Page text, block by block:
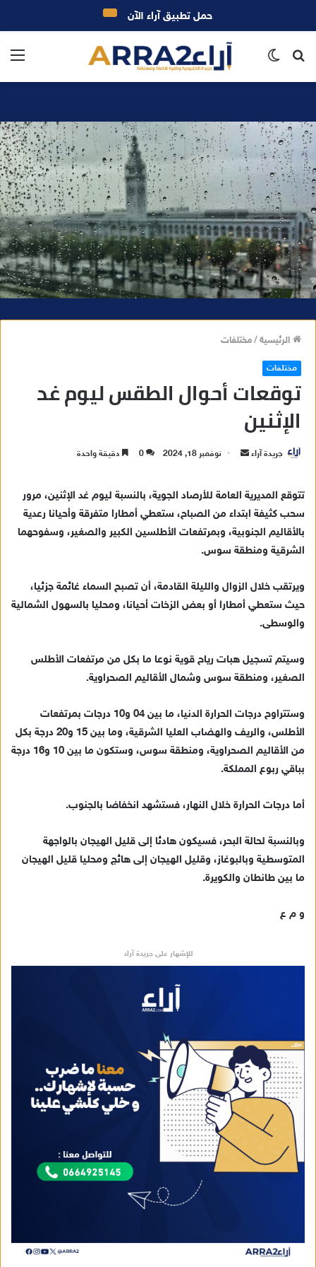
بحث
الرئيسية/مختلفات
مختلفات
توقعات أحوال الطقس ليوم غد
الإثنين
جريدة آراء
ر
ي
ا
إ
ت
ر
ن
نوفمبر 18, 2024 0 دقيقة واحدة
تتوقع المديرية العامة للأرصاد الجوية، بالنسبة ليوم غد الإثنين، مرور
سحب كثيفة ابتداء من الصباح، ستعطي أمطارا متفرقة وأحيانا رعدية
بالأقاليم الجنوبية، وبمرتفعات الأطلسين الكبير والصغير، وسفوحهما
الشرقية ومنطقة سوس.
ويرتقب خلال الزوال والليلة القادمة، أن تصبح السماء غائمة جزئيا،
حيث ستعطي أمطارا أو بعض الزخات أحيانا، ومحليا بالسهول الشمالية
والوسطى.
وسيتم تسجيل هبات رياح قوية نوعا ما بكل من مرتفعات الأطلس
الصغير، ومنطقة سوس وشمال الأقاليم الصحراوية.
وستتراوح درجات الحرارة الدنيا، ما بين 04 و10 درجات بمرتفعات
الأطلس، والريف والهضاب العليا الشرقية، وما بين 15 و20 درجة بكل
من الأقاليم الصحراوية، ومنطقة سوس، وستكون ما بين 10 و16 درجة
بباقي ربوع المملكة.
أما درجات الحرارة خلال النهار، فستشهد انخفاضا بالجنوب.
وبالنسبة لحالة البحر، فسيكون هادئا إلى قليل الهيجان بالواجهة
المتوسطية وبالبوغاز، وقليل الهيجان إلى هائج ومحليا قليل الهيجان
ما بين طانطان والكويرة.
و م ع
للإشهار على جريدة آراء
حمل تطبيق آراء الآن